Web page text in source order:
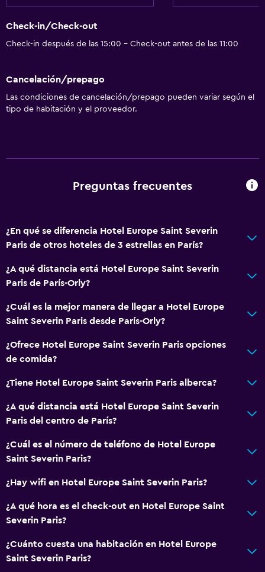
Check-in/Check-out
Check-in después de las 15:00 - Check-out antes de las 11:00
Cancelación/prepago
Las condiciones de cancelación/prepago pueden variar según el
tipo de habitación y el proveedor.
Preguntas frecuentes
¿En qué se diferencia Hotel Europe Saint Severin
Paris de otros hoteles de 3 estrellas en París?
¿A qué distancia está Hotel Europe Saint Severin
Paris de París-Orly?
¿Cuál es la mejor manera de llegar a Hotel Europe
Saint Severin Paris desde París-Orly?
¿Ofrece Hotel Europe Saint Severin Paris opciones
de comida?
¿Tiene Hotel Europe Saint Severin Paris alberca?
¿A qué distancia está Hotel Europe Saint Severin
Paris del centro de París?
¿Cuál es el número de teléfono de Hotel Europe
Saint Severin Paris?
¿Hay wifi en Hotel Europe Saint Severin Paris?
¿A qué hora es el check-out en Hotel Europe Saint
Severin Paris?
¿Cuánto cuesta una habitación en Hotel Europe
Saint Severin Paris?